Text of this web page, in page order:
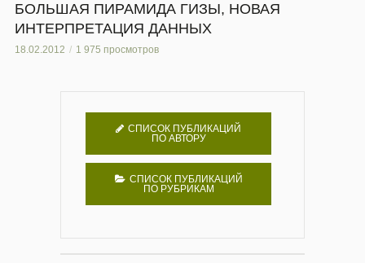
БОЛЬШАЯ ПИРАМИДА ГИЗЫ, НОВАЯ
ИНТЕРПРЕТАЦИЯ ДАННЫХ
18.02.2012 1 975 просмотров
СПИСОК ПУБЛИКАЦИЙ
ПО АВТОРУ
СПИСОК ПУБЛИКАЦИЙ
ПО РУБРИКАМ